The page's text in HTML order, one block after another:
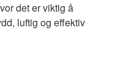
det er viktig å
luftig og effektiv